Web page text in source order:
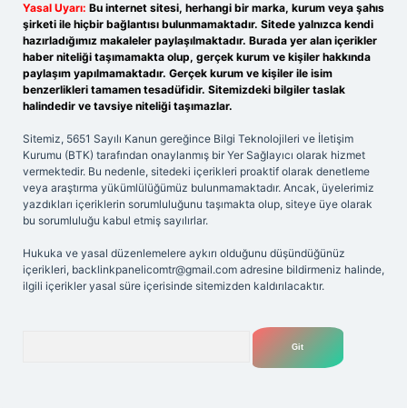
Yasal Uyarı: Bu internet sitesi, herhangi bir marka, kurum veya şahıs
şirketi ile hiçbir bağlantısı bulunmamaktadır. Sitede yalnızca kendi
hazırladığımız makaleler paylaşılmaktadır. Burada yer alan içerikler
haber niteliği taşımamakta olup, gerçek kurum ve kişiler hakkında
paylaşım yapılmamaktadır. Gerçek kurum ve kişiler ile isim
benzerlikleri tamamen tesadüfidir. Sitemizdeki bilgiler taslak
halindedir ve tavsiye niteliği taşımazlar.
Sitemiz, 5651 Sayılı Kanun gereğince Bilgi Teknolojileri ve İletişim
Kurumu (BTK) tarafından onaylanmış bir Yer Sağlayıcı olarak hizmet
vermektedir. Bu nedenle, sitedeki içerikleri proaktif olarak denetleme
veya araştırma yükümlülüğümüz bulunmamaktadır. Ancak, üyelerimiz
yazdıkları içeriklerin sorumluluğunu taşımakta olup, siteye üye olarak
bu sorumluluğu kabul etmiş sayılırlar.
Hukuka ve yasal düzenlemelere aykırı olduğunu düşündüğünüz
içerikleri, backlinkpanelicomtr@gmail.com adresine bildirmeniz halinde,
ilgili içerikler yasal süre içerisinde sitemizden kaldırılacaktır.